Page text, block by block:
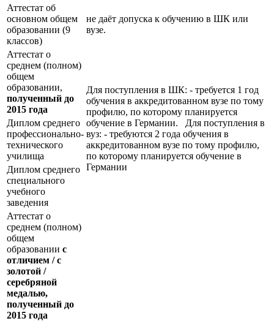
Аттестат об
основном общем
образовании (9
классов)
не даёт допуска к обучению в ШК или
вузе.
Аттестат о
среднем (полном)
общем
образовании,
полученный до
2015 года
Для поступления в ШК: - требуется 1 год
обучения в аккредитованном вузе по тому
профилю, по которому планируется
обучение в Германии. Для поступления в
вуз: - требуются 2 года обучения в
аккредитованном вузе по тому профилю,
по которому планируется обучение в
Германии
Диплом среднего
профессионально-
технического
училища
Диплом среднего
специального
учебного
заведения
Аттестат о
среднем (полном)
общем
образовании с
отличием / с
золотой /
серебряной
медалью,
полученный до
2015 года